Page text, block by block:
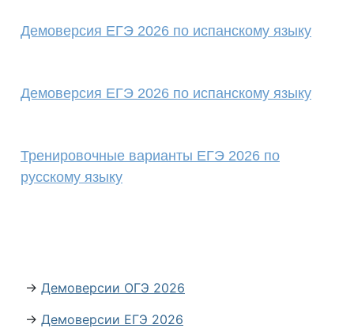
Демоверсия ЕГЭ 2026 по испанскому языку
Демоверсия ЕГЭ 2026 по испанскому языку
Тренировочные варианты ЕГЭ 2026 по
русскому языку
→ Демоверсии ОГЭ 2026
→ Демоверсии ЕГЭ 2026